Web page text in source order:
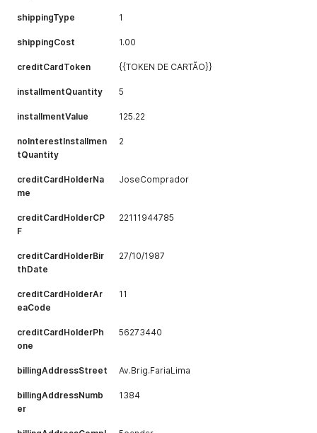
shippingType 1
shippingCost 1.00
creditCardToken {{TOKEN DE CARTÃO}}
installmentQuantity 5
installmentValue 125.22
noInterestInstallmen
tQuantity
2
creditCardHolderNa
me
JoseComprador
creditCardHolderCP
F
22111944785
creditCardHolderBir
thDate
27/10/1987
creditCardHolderAr
eaCode
11
creditCardHolderPh
one
56273440
billingAddressStreet Av.Brig.FariaLima
billingAddressNumb
er
1384